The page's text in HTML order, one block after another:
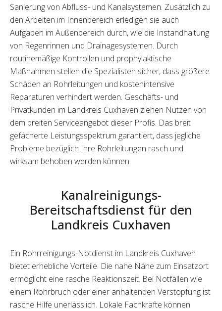
Sanierung von Abfluss- und Kanalsystemen. Zusätzlich zu
den Arbeiten im Innenbereich erledigen sie auch
Aufgaben im Außenbereich durch, wie die Instandhaltung
von Regenrinnen und Drainagesystemen. Durch
routinemäßige Kontrollen und prophylaktische
Maßnahmen stellen die Spezialisten sicher, dass größere
Schäden an Rohrleitungen und kostenintensive
Reparaturen verhindert werden. Geschäfts- und
Privatkunden im Landkreis Cuxhaven ziehen Nutzen von
dem breiten Serviceangebot dieser Profis. Das breit
gefächerte Leistungsspektrum garantiert, dass jegliche
Probleme bezüglich Ihre Rohrleitungen rasch und
wirksam behoben werden können.
Kanalreinigungs-
Bereitschaftsdienst für den
Landkreis Cuxhaven
Ein Rohrreinigungs-Notdienst im Landkreis Cuxhaven
bietet erhebliche Vorteile. Die nahe Nähe zum Einsatzort
ermöglicht eine rasche Reaktionszeit. Bei Notfällen wie
einem Rohrbruch oder einer anhaltenden Verstopfung ist
rasche Hilfe unerlässlich. Lokale Fachkräfte können